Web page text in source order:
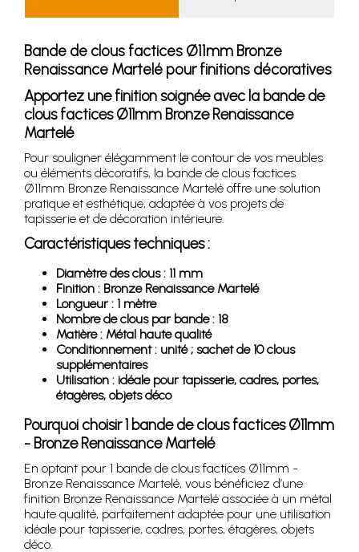
Bande de clous factices Ø11mm Bronze
Renaissance Martelé pour finitions décoratives
Apportez une finition soignée avec la bande de
clous factices Ø11mm Bronze Renaissance
Martelé
Pour souligner élégamment le contour de vos meubles
ou éléments décoratifs, la bande de clous factices
Ø11mm Bronze Renaissance Martelé offre une solution
pratique et esthétique, adaptée à vos projets de
tapisserie et de décoration intérieure.
Caractéristiques techniques :
Diamètre des clous : 11 mm
Finition : Bronze Renaissance Martelé
Longueur : 1 mètre
Nombre de clous par bande : 18
Matière : Métal haute qualité
Conditionnement : unité ; sachet de 10 clous
supplémentaires
Utilisation : idéale pour tapisserie, cadres, portes,
étagères, objets déco
Pourquoi choisir 1 bande de clous factices Ø11mm
- Bronze Renaissance Martelé
En optant pour 1 bande de clous factices Ø11mm -
Bronze Renaissance Martelé, vous bénéficiez d’une
finition Bronze Renaissance Martelé associée à un métal
haute qualité, parfaitement adaptée pour une utilisation
idéale pour tapisserie, cadres, portes, étagères, objets
déco.